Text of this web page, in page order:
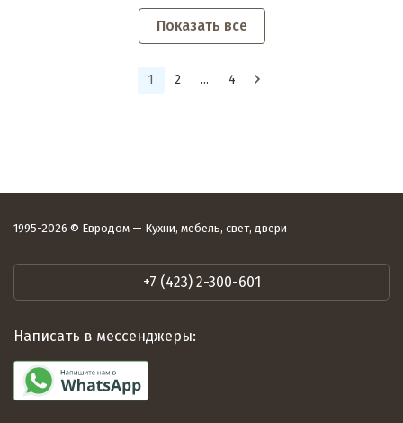
Показать все
1 2 ... 4
1995-2026 © Евродом — Кухни, мебель, свет, двери
+7 (423) 2-300-601
Написать в мессенджеры: